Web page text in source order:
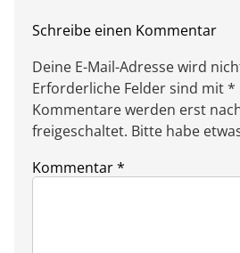
Schreibe einen Kommentar
Deine E-Mail-Adresse wird
Erforderliche Felder sind mit
Kommentare werden erst
freigeschaltet. Bitte habe
Kommentar*